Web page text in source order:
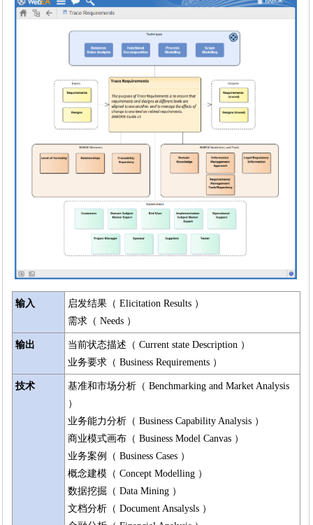
输入
启发结果（ Elicitation Results ）
需求（ Needs ）
输出
当前状态描述（ Current state Description ）
业务要求（ Business Requirements ）
技术
基准和市场分析（ Benchmarking and Market Analysis
）
业务能力分析（ Business Capability Analysis ）
商业模式画布（ Business Model Canvas ）
业务案例（ Business Cases ）
概念建模（ Concept Modelling ）
数据挖掘（ Data Mining ）
文档分析（ Document Ansalysls ）